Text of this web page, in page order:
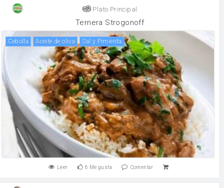
Plato Principal
Ternera Strogonoff
cebolla aceite de oliva Sal y Pimienta
Leer 6 Me gusta Comentar